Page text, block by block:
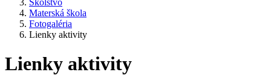
Školstvo
Materská škola
Fotogaléria
Lienky aktivity
Lienky aktivity